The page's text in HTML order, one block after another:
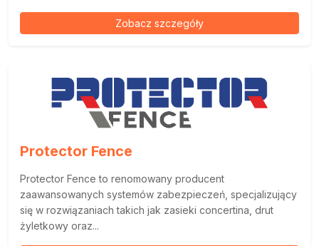
Zobacz szczegóły
Protector Fence
Protector Fence to renomowany producent
zaawansowanych systemów zabezpieczeń, specjalizujący
się w rozwiązaniach takich jak zasieki concertina, drut
żyletkowy oraz...